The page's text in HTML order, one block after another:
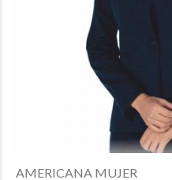
AMERICANA MUJER